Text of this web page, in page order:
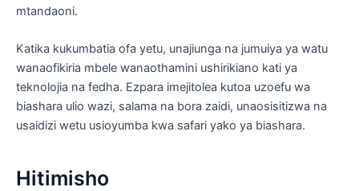
mtandaoni.
Katika kukumbatia ofa yetu, unajiunga na jumuiya ya watu
wanaofikiria mbele wanaothamini ushirikiano kati ya
teknolojia na fedha. Ezpara imejitolea kutoa uzoefu wa
biashara ulio wazi, salama na bora zaidi, unaosisitizwa na
usaidizi wetu usioyumba kwa safari yako ya biashara.
Hitimisho